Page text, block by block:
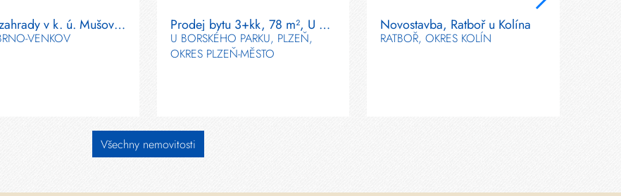
Prodej zahrady v k. ú. Mušov za 650 000 Kč
VENKOV
Prodej bytu 3+kk, 78 m², U Borského parku, Plzeň
U BORSKÉHO PARKU, PLZEŇ,
OKRES PLZEŇ-MĚSTO
Novostavba, Ratboř u Kolína
RATBOŘ, OKRES KOLÍN
Všechny nemovitosti